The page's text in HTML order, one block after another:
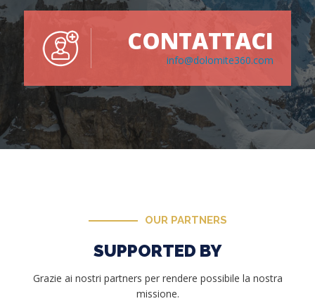
CONTATTACI
info@dolomite360.com
OUR PARTNERS
SUPPORTED BY
Grazie ai nostri partners per rendere possibile la nostra
missione.